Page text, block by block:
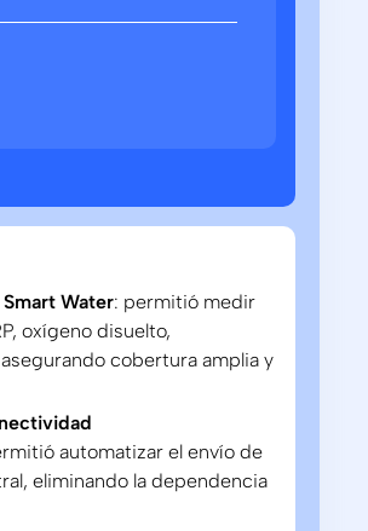
Water: permitió medir
oxígeno disuelto,
cobertura amplia y
automatizar el envío de
eliminando la dependencia